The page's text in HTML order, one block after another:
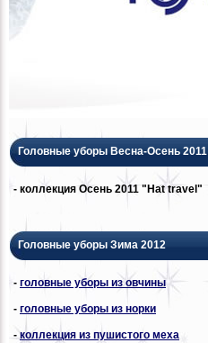
Головные уборы Весна-Осень 2011
- коллекция Осень 2011 "Hat travel"
Головные уборы Зима 2012
- головные уборы из овчины
- головные уборы из норки
-коллекция из пушистого меха